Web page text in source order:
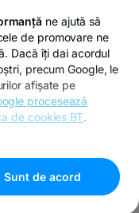
ne ajută să
de promovare ne
Dacă îți dai acordul
precum Google, le
afișate pe
procesează
de cookies BT.
Sunt de acord